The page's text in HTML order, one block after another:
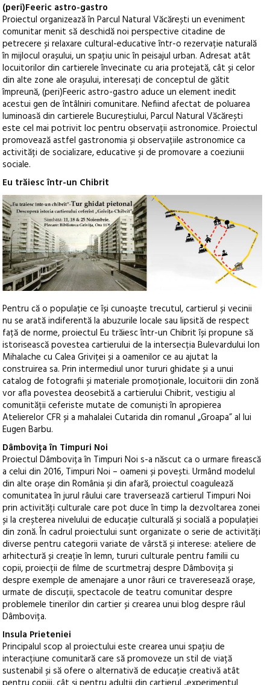
(peri)Feeric astro-gastro
Proiectul organizează în Parcul Natural Văcărești un eveniment
comunitar menit să deschidă noi perspective citadine de
petrecere și relaxare cultural-educative într-o rezervație naturală
în mijlocul orașului, un spațiu unic în peisajul urban. Adresat atât
locuitorilor din cartierele învecinate cu aria protejată, cât și celor
din alte zone ale orașului, interesați de conceptul de gătit
împreună, (peri)Feeric astro-gastro aduce un element inedit
acestui gen de întâlniri comunitare. Nefiind afectat de poluarea
luminoasă din cartierele Bucureștiului, Parcul Natural Văcărești
este cel mai potrivit loc pentru observații astronomice. Proiectul
promovează astfel gastronomia și observațiile astronomice ca
activități de socializare, educative și de promovare a coeziunii
sociale.
Eu trăiesc într-un Chibrit
Pentru că o populație ce își cunoaște trecutul, cartierul și vecinii
nu se arată indiferentă la abuzurile locale sau lipsită de respect
față de norme, proiectul Eu trăiesc într-un Chibrit își propune să
istorisească povestea cartierului de la intersecția Bulevardului Ion
Mihalache cu Calea Griviței și a oamenilor ce au ajutat la
construirea sa. Prin intermediul unor tururi ghidate și a unui
catalog de fotografii și materiale promoționale, locuitorii din zonă
vor afla povestea deosebită a cartierului Chibrit, vestigiu al
comunității ceferiste mutate de comuniști în apropierea
Atelierelor CFR și a mahalalei Cutarida din romanul „Groapa” al lui
Eugen Barbu.
Dâmbovița în Timpuri Noi
Proiectul Dâmbovița în Timpuri Noi s-a născut ca o urmare firească
a celui din 2016, Timpuri Noi – oameni și povești. Urmând modelul
din alte orașe din România și din afară, proiectul coagulează
comunitatea în jurul râului care traversează cartierul Timpuri Noi
prin activități culturale care pot duce în timp la dezvoltarea zonei
și la creșterea nivelului de educație culturală și socială a populației
din zonă. În cadrul proiectului sunt organizate o serie de activități
diverse pentru categorii variate de vârstă și interese: ateliere de
arhitectură și creație în lemn, tururi culturale pentru familii cu
copii, proiecții de filme de scurtmetraj despre Dâmbovița și
despre exemple de amenajare a unor râuri ce traveresează orașe,
urmate de discuții, spectacole de teatru comunitar despre
problemele tinerilor din cartier și crearea unui blog despre râul
Dâmbovița.
Insula Prieteniei
Principalul scop al proiectului este crearea unui spațiu de
interacțiune comunitară care să promoveze un stil de viață
sustenabil și să ofere o alternativă de educație creativă atât